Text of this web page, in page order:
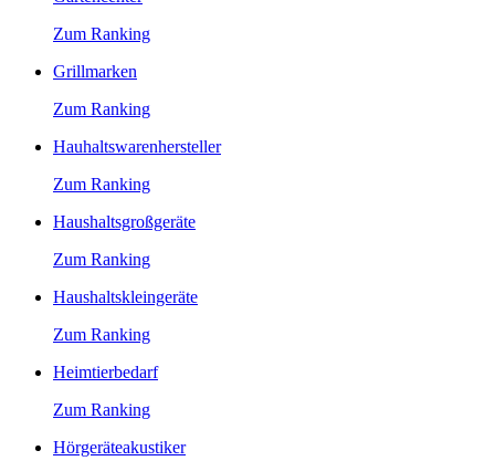
Zum Ranking
Grillmarken
Zum Ranking
Hauhaltswarenhersteller
Zum Ranking
Haushaltsgroßgeräte
Zum Ranking
Haushaltskleingeräte
Zum Ranking
Heimtierbedarf
Zum Ranking
Hörgeräteakustiker